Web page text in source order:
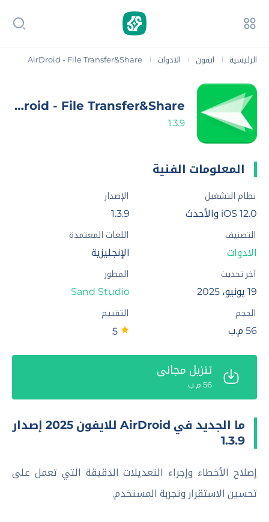
الرئيسية | ايفون | الادوات |
AirDroid - File Transfer&Share
AirDroid - File Transfer&Share
1.3.9
المعلومات الفنية
نظام التشغيل
iOS 12.0 والأحدث
الإصدار
1.3.9
التصنيف
الادوات
اللغات المعتمدة
الإنجليزية
آخر تحديث
19 يونيو، 2025
المطور
Sand Studio
الحجم
56 م.ب
التقييم
تنزيل مجاني
56 م.ب
ما الجديد في AirDroid للايفون 2025 إصدار
1.3.9
إصلاح الأخطاء وإجراء التعديلات الدقيقة التي تعمل على
تحسين الاستقرار وتجربة المستخدم.